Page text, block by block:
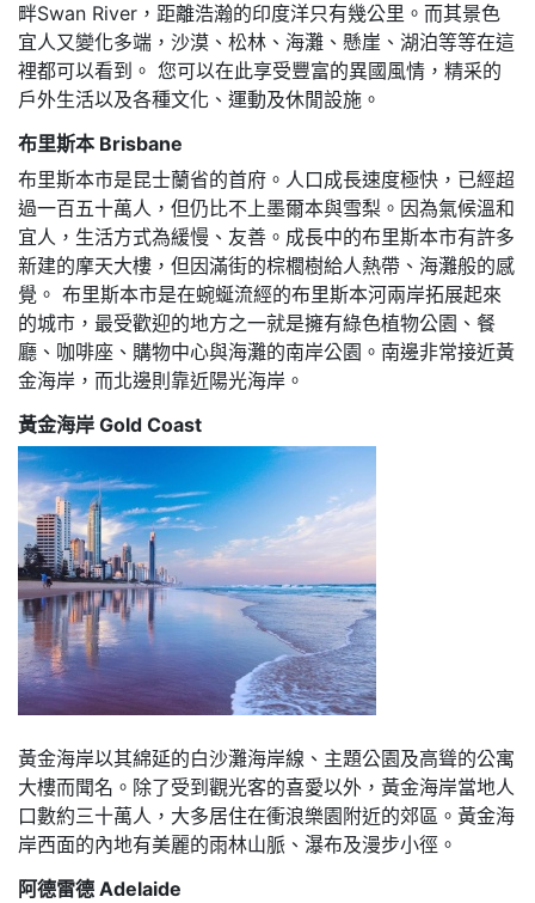
畔Swan River，距離浩瀚的印度洋只有幾公里。而其景色
宜人又變化多端，沙漠、松林、海灘、懸崖、湖泊等等在這
裡都可以看到。 您可以在此享受豐富的異國風情，精采的
戶外生活以及各種文化、運動及休閒設施。
布里斯本 Brisbane
布里斯本市是昆士蘭省的首府。人口成長速度極快，已經超
過一百五十萬人，但仍比不上墨爾本與雪梨。因為氣候溫和
宜人，生活方式為緩慢、友善。成長中的布里斯本市有許多
新建的摩天大樓，但因滿街的棕櫚樹給人熱帶、海灘般的感
覺。 布里斯本市是在蜿蜒流經的布里斯本河兩岸拓展起來
的城市，最受歡迎的地方之一就是擁有綠色植物公園、餐
廳、咖啡座、購物中心與海灘的南岸公園。南邊非常接近黃
金海岸，而北邊則靠近陽光海岸。
黃金海岸 Gold Coast
黃金海岸以其綿延的白沙灘海岸線、主題公園及高聳的公寓
大樓而聞名。除了受到觀光客的喜愛以外，黃金海岸當地人
口數約三十萬人，大多居住在衝浪樂園附近的郊區。黃金海
岸西面的內地有美麗的雨林山脈、瀑布及漫步小徑。
阿德雷德 Adelaide